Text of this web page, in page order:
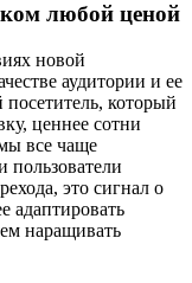
любой ценой
новой
аудитории и ее
который
ценнее сотни
все чаще
пользователи
это сигнал о
адаптировать
наращивать